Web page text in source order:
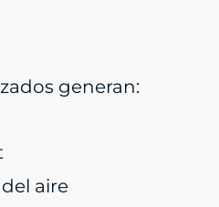
generan:
aire